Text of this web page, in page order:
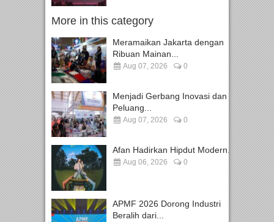
More in this category
Meramaikan Jakarta dengan
Ribuan Mainan...
Aug 07, 2026 0
Menjadi Gerbang Inovasi dan
Peluang...
Aug 07, 2026 0
Afan Hadirkan Hipdut Modern...
Aug 06, 2026 0
APMF 2026 Dorong Industri
Beralih dari...